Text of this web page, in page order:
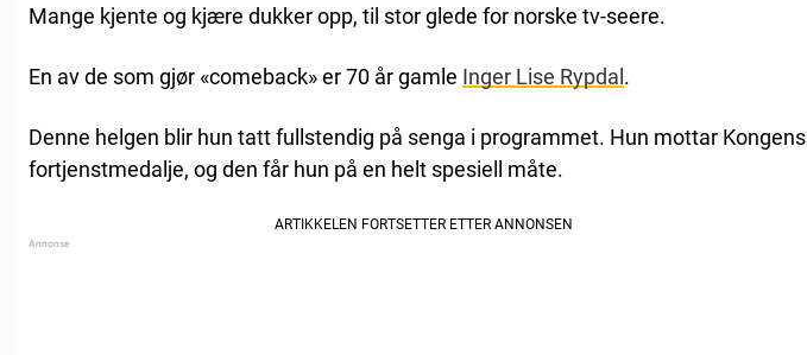
Mange kjente og kjære dukker opp, til stor glede for norske tv-seere.
En av de som gjør «comeback» er 70 år gamle Inger Lise Rypdal .
Denne helgen blir hun tatt fullstendig på senga i programmet. Hun mottar Kongens
fortjenstmedalje, og den får hun på en helt spesiell måte.